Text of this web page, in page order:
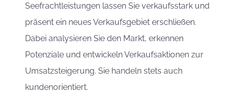
Seefrachtleistungen lassen Sie verkaufsstark und
präsent ein neues Verkaufsgebiet erschließen.
Dabei analysieren Sie den Markt, erkennen
Potenziale und entwickeln Verkaufsaktionen zur
Umsatzsteigerung. Sie handeln stets auch
kundenorientiert.